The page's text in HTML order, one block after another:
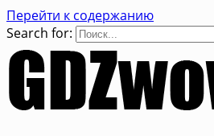
Перейти к содержанию
Search for: